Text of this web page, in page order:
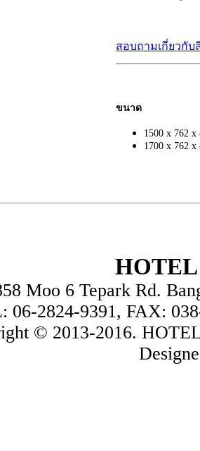
สอบถามเกี่ยวกับ
ขนาด
1500 x 762 x
1700 x 762 x
HOTEL
Moo 6 Tepark Rd.
06-2824-9391, FAX:
© 2013-2016.